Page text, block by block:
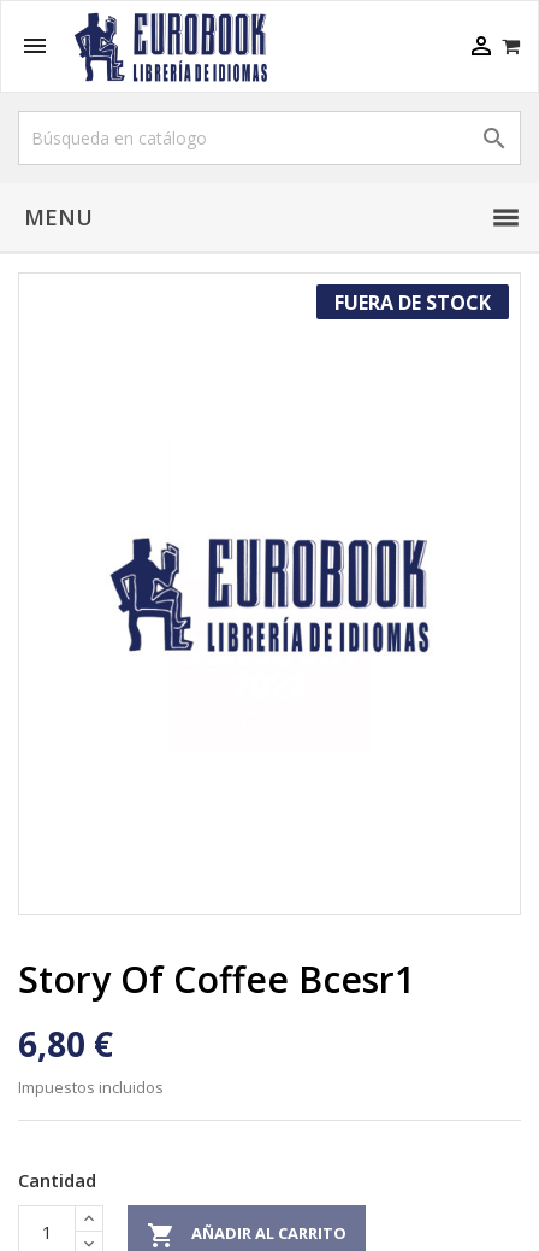
 

MENU
FUERA DE STOCK
Story Of Coffee Bcesr1
6,80 €
Impuestos incluidos
Cantidad
 AÑADIR AL CARRITO